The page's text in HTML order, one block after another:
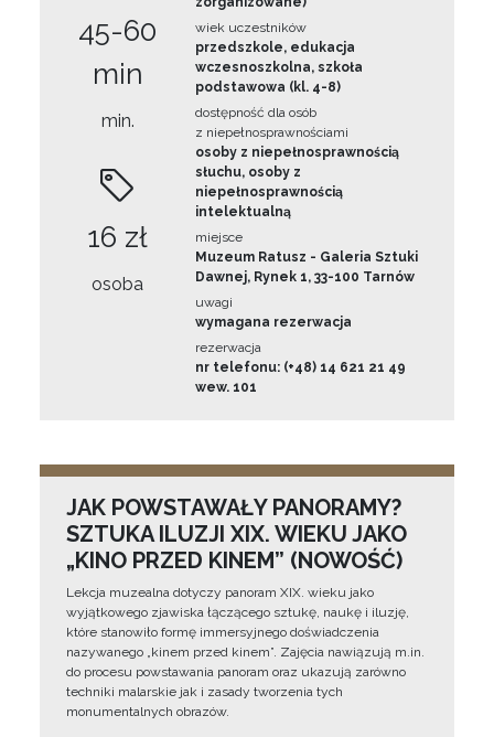
45-60
min
min.
16 zł
osoba
wiek uczestników
przedszkole, edukacja
wczesnoszkolna, szkoła
podstawowa (kl. 4-8)
dostępność dla osób
z niepełnosprawnościami
osoby z niepełnosprawnością
słuchu, osoby z
niepełnosprawnością
intelektualną
miejsce
Muzeum Ratusz - Galeria Sztuki
Dawnej, Rynek 1, 33-100 Tarnów
uwagi
wymagana rezerwacja
rezerwacja
nr telefonu: (+48) 14 621 21 49
wew. 101
JAK POWSTAWAŁY PANORAMY?
SZTUKA ILUZJI XIX. WIEKU JAKO
„KINO PRZED KINEM” (NOWOŚĆ)
Lekcja muzealna dotyczy panoram XIX. wieku jako
wyjątkowego zjawiska łączącego sztukę, naukę i iluzję,
które stanowiło formę immersyjnego doświadczenia
nazywanego „kinem przed kinem”. Zajęcia nawiązują m.in.
do procesu powstawania panoram oraz ukazują zarówno
techniki malarskie jak i zasady tworzenia tych
monumentalnych obrazów.